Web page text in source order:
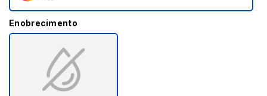
Enobrecimento